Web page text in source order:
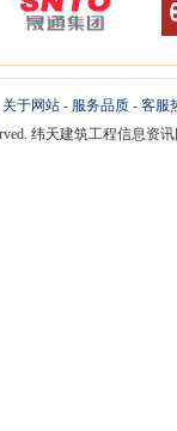
关于网站 - 服务品质 - 客服
纬天建筑工程信息资